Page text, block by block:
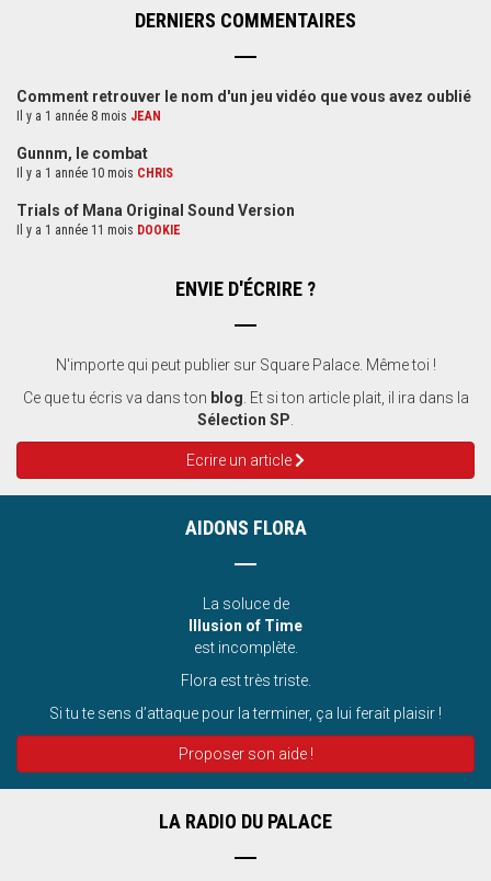
DERNIERS COMMENTAIRES
Comment retrouver le nom d'un jeu vidéo que vous avez oublié
Il y a 1 année 8 mois JEAN
Gunnm, le combat
Il y a 1 année 10 mois CHRIS
Trials of Mana Original Sound Version
Il y a 1 année 11 mois DOOKIE
ENVIE D'ÉCRIRE ?
N'importe qui peut publier sur Square Palace. Même toi !
Ce que tu écris va dans ton blog. Et si ton article plait, il ira dans la
Sélection SP.
Ecrire un article
AIDONS FLORA
La soluce de
Illusion of Time
est incomplète.
Flora est très triste.
Si tu te sens d’attaque pour la terminer, ça lui ferait plaisir !
Proposer son aide !
LA RADIO DU PALACE